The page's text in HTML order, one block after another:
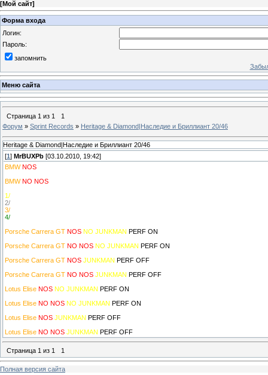
[Мой сайт]
Форма входа
Логин:
Пароль:
запомнить
Меню сайта
Страница 1 из 1
1
Форум » Sprint Records » Heritage & Diamond|Наследие и Бриллиант 20/46
Heritage & Diamond|Наследие и Бриллиант 20/46
[1 ] MrBUXPb [03.10.2010, 19:42]
BMW NOS
BMW NO NOS
1/
2/
3/
4/
Porsche Carrera GT NOS NO JUNKMAN PERF ON
Porsche Carrera GT NO NOS NO JUNKMAN PERF ON
Porsche Carrera GT NOS JUNKMAN PERF OFF
Porsche Carrera GT NO NOS JUNKMAN PERF OFF
Lotus Elise NOS NO JUNKMAN PERF ON
Lotus Elise NO NOS NO JUNKMAN PERF ON
Lotus Elise NOS JUNKMAN PERF OFF
Lotus Elise NO NOS JUNKMAN PERF OFF
Страница 1 из 1 1
Полная версия сайта